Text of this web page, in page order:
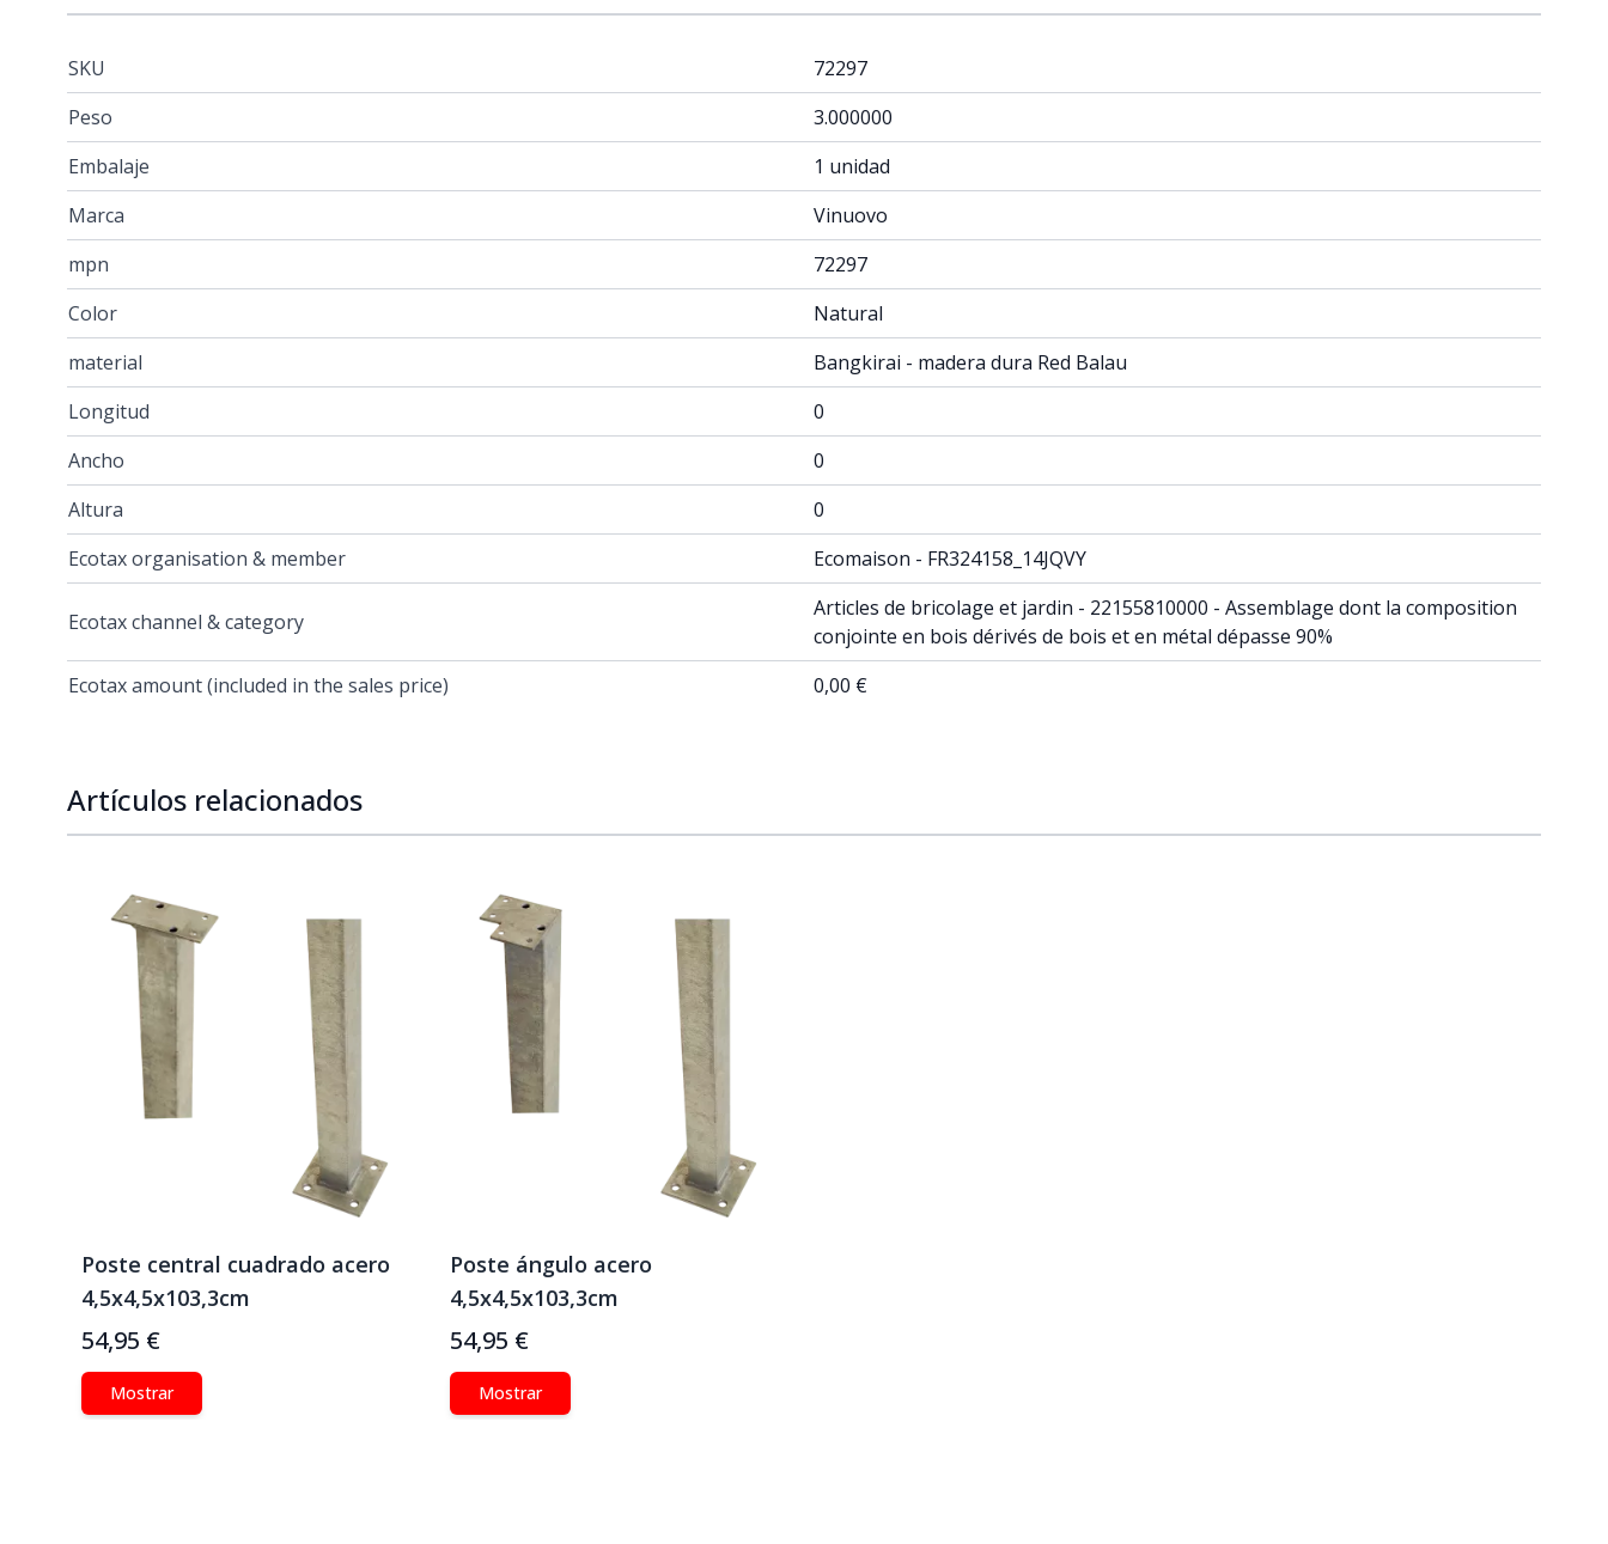
SKU
72297
Peso
3.000000
Embalaje
1 unidad
Marca
Vinuovo
mpn
72297
Color
Natural
material
Bangkirai - madera dura Red Balau
Longitud
0
Ancho
0
Altura
0
Ecotax organisation & member
Ecomaison - FR324158_14JQVY
Ecotax channel & category
Articles de bricolage et jardin - 22155810000 - Assemblage dont la composition
conjointe en bois dérivés de bois et en métal dépasse 90%
Ecotax amount (included in the sales price)
0,00 €
Artículos relacionados
Poste central cuadrado acero
4,5x4,5x103,3cm
54,95 €
Mostrar
Poste ángulo acero
4,5x4,5x103,3cm
54,95 €
Mostrar